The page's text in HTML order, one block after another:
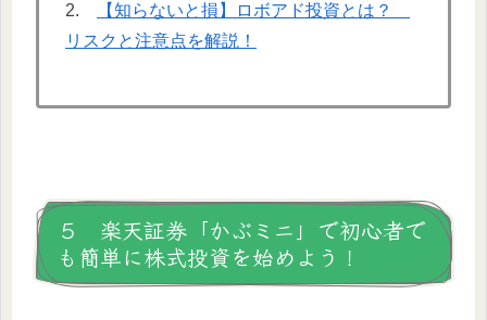
2.
【知らないと損】ロボアド投資とは？
リスクと注意点を解説！
５ 楽天証券「かぶミニ」で初心者で
も簡単に株式投資を始めよう！